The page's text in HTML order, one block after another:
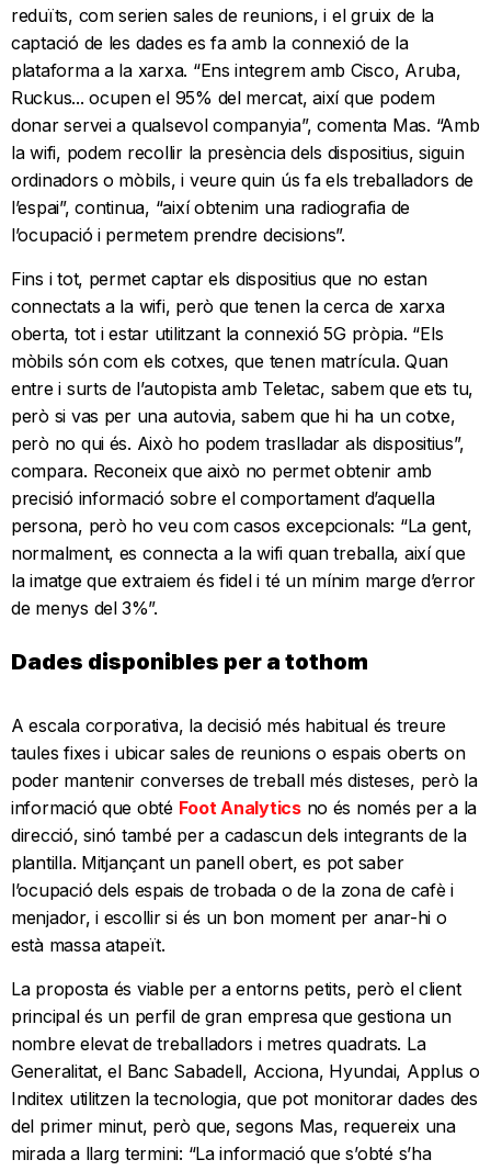
reduïts, com serien sales de reunions, i el gruix de la
captació de les dades es fa amb la connexió de la
plataforma a la xarxa. “Ens integrem amb Cisco, Aruba,
Ruckus... ocupen el 95% del mercat, així que podem
donar servei a qualsevol companyia”, comenta Mas. “Amb
la wifi, podem recollir la presència dels dispositius, siguin
ordinadors o mòbils, i veure quin ús fa els treballadors de
l’espai”, continua, “així obtenim una radiografia de
l’ocupació i permetem prendre decisions”.
Fins i tot, permet captar els dispositius que no estan
connectats a la wifi, però que tenen la cerca de xarxa
oberta, tot i estar utilitzant la connexió 5G pròpia. “Els
mòbils són com els cotxes, que tenen matrícula. Quan
entre i surts de l’autopista amb Teletac, sabem que ets tu,
però si vas per una autovia, sabem que hi ha un cotxe,
però no qui és. Això ho podem traslladar als dispositius”,
compara. Reconeix que això no permet obtenir amb
precisió informació sobre el comportament d’aquella
persona, però ho veu com casos excepcionals: “La gent,
normalment, es connecta a la wifi quan treballa, així que
la imatge que extraiem és fidel i té un mínim marge d’error
de menys del 3%”.
Dades disponibles per a tothom
A escala corporativa, la decisió més habitual és treure
taules fixes i ubicar sales de reunions o espais oberts on
poder mantenir converses de treball més disteses, però la
informació que obté Foot Analyticsno és només per a la
direcció, sinó també per a cadascun dels integrants de la
plantilla. Mitjançant un panell obert, es pot saber
l’ocupació dels espais de trobada o de la zona de cafè i
menjador, i escollir si és un bon moment per anar-hi o
està massa atapeït.
La proposta és viable per a entorns petits, però el client
principal és un perfil de gran empresa que gestiona un
nombre elevat de treballadors i metres quadrats. La
Generalitat, el Banc Sabadell, Acciona, Hyundai, Applus o
Inditex utilitzen la tecnologia, que pot monitorar dades des
del primer minut, però que, segons Mas, requereix una
mirada a llarg termini: “La informació que s’obté s’ha